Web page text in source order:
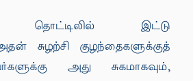
தொட்டிலில் இட்டு
சுழற்சி குழந்தைகளுக்குத்
அது சுகமாகவும்,